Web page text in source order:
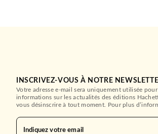
INSCRIVEZ-VOUS À NOTRE
Votre adresse e-mail sera uniquement utilisée
informations sur les actualités des éditions
vous désinscrire à tout moment. Pour plus
Indiquez votre email